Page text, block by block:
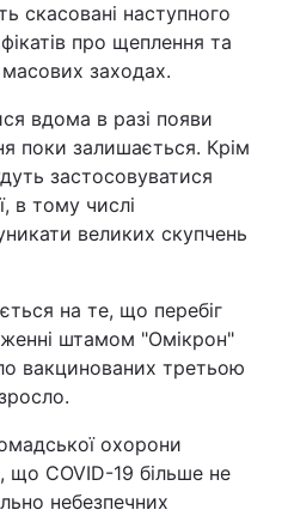
скасовані наступного
про щеплення та
заходах.
вдома в разі появи
поки залишається. Крім
застосовуватися
в тому числі
великих скупчень
на те, що перебіг
штамом "Омікрон"
вакцинованих третьою
охорони
COVID-19 більше не
небезпечних